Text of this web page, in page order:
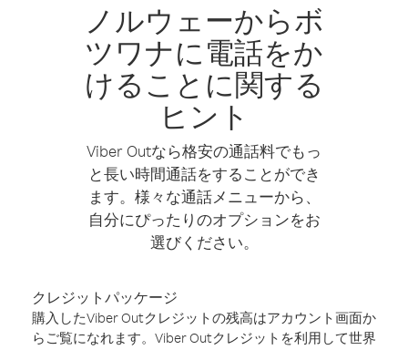
ノルウェーからボ
ツワナに電話をか
けることに関する
ヒント
Viber Outなら格安の通話料でもっ
と長い時間通話をすることができ
ます。様々な通話メニューから、
自分にぴったりのオプションをお
選びください。
クレジットパッケージ
購入したViber Outクレジットの残高はアカウント画面か
らご覧になれます。Viber Outクレジットを利用して世界